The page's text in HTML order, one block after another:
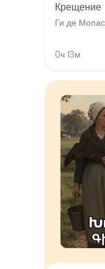
Крещение
Ги де
0ч 13м